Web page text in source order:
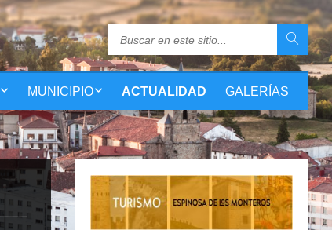
MUNICIPIO ACTUALIDAD GALERÍAS